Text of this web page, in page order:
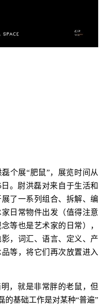
个展“肥鼠”，展览时间从
日。尉洪磊对来自于生活和
了一系列组合、拆解、编
日常物件出发（值得注意
等也是艺术家的日常），
，词汇、语言、定义、产
等，将它们再次放置进入
，就是非常胖的老鼠，但
的基础工作是对某种“普遍”